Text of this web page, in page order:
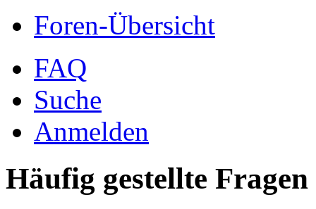
Foren-Übersicht
FAQ
Suche
Anmelden
Häufig gestellte Fragen